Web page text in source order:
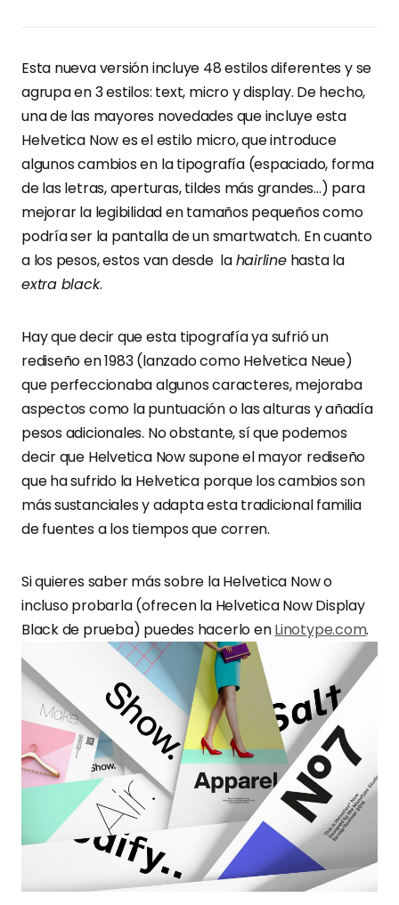
Esta nueva versión incluye 48 estilos diferentes y se
agrupa en 3 estilos: text, micro y display. De hecho,
una de las mayores novedades que incluye esta
Helvetica Now es el estilo micro, que introduce
algunos cambios en la tipografía (espaciado, forma
de las letras, aperturas, tildes más grandes…) para
mejorar la legibilidad en tamaños pequeños como
podría ser la pantalla de un smartwatch. En cuanto
a los pesos, estos van desde lahairlinehasta la
extra black.
Hay que decir que esta tipografía ya sufrió un
rediseño en 1983 (lanzado como Helvetica Neue)
que perfeccionaba algunos caracteres, mejoraba
aspectos como la puntuación o las alturas y añadía
pesos adicionales. No obstante, sí que podemos
decir que Helvetica Now supone el mayor rediseño
que ha sufrido la Helvetica porque los cambios son
más sustanciales y adapta esta tradicional familia
de fuentes a los tiempos que corren.
Si quieres saber más sobre la Helvetica Now o
incluso probarla (ofrecen la Helvetica Now Display
Black de prueba) puedes hacerlo enLinotype.com.